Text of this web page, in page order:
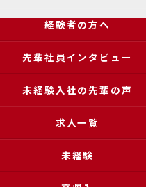
経験者の方へ
先輩社員インタビュー
未経験入社の先輩の声
求人一覧
未経験